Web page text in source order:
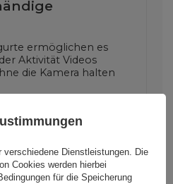
ermöglichen es
Aktivität Videos
die Kamera halten
OrtDienstleistungen. Die
Cookies werden hierbei
für die Speicherung